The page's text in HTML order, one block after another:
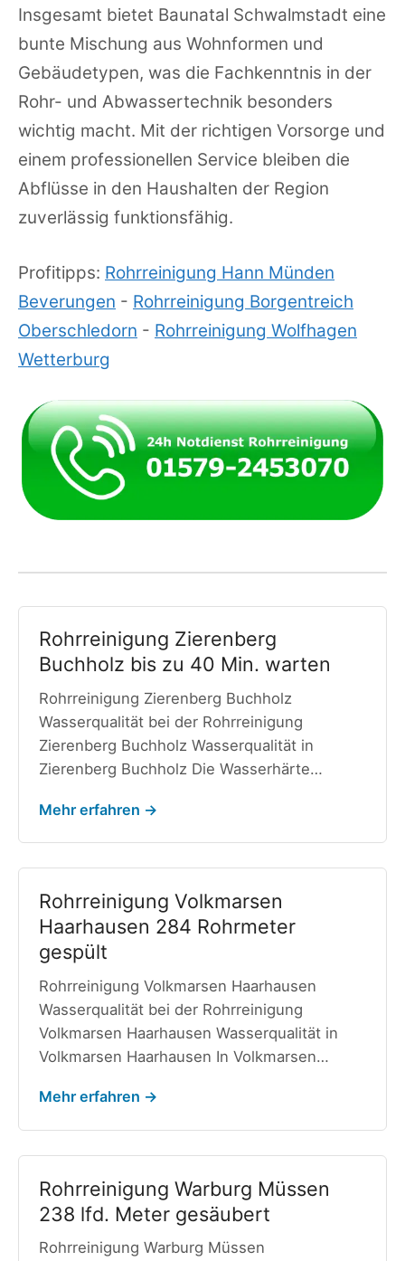
Insgesamt bietet Baunatal Schwalmstadt eine
bunte Mischung aus Wohnformen und
Gebäudetypen, was die Fachkenntnis in der
Rohr- und Abwassertechnik besonders
wichtig macht. Mit der richtigen Vorsorge und
einem professionellen Service bleiben die
Abflüsse in den Haushalten der Region
zuverlässig funktionsfähig.
Profitipps: Rohrreinigung Hann Münden
Beverungen - Rohrreinigung Borgentreich
Oberschledorn - Rohrreinigung Wolfhagen
Wetterburg
Rohrreinigung Zierenberg
Buchholz bis zu 40 Min. warten
Rohrreinigung Zierenberg Buchholz
Wasserqualität bei der Rohrreinigung
Zierenberg Buchholz Wasserqualität in
Zierenberg Buchholz Die Wasserhärte…
Mehr erfahren →
Rohrreinigung Volkmarsen
Haarhausen 284 Rohrmeter
gespült
Rohrreinigung Volkmarsen Haarhausen
Wasserqualität bei der Rohrreinigung
Volkmarsen Haarhausen Wasserqualität in
Volkmarsen Haarhausen In Volkmarsen…
Mehr erfahren →
Rohrreinigung Warburg Müssen
238 lfd. Meter gesäubert
Rohrreinigung Warburg Müssen